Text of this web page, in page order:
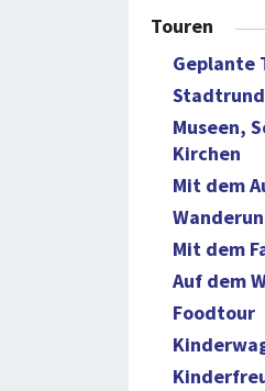
Touren
Geplante
Museen,
Kirchen
Mit dem
Mit dem
Auf dem
Foodtour